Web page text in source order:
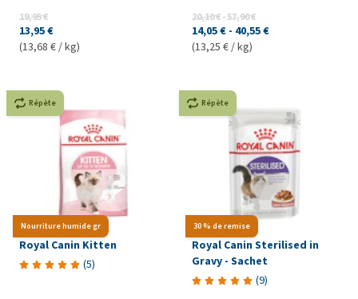
19,95 €
13,95 €
(13,68 € / kg)
20,10 €-57,90 €
14,05 € - 40,55 €
(13,25 € / kg)
Nourriture humide gr
Répète
Royal Canin Kitten
(5)
30 % de remise
Répète
Royal Canin Sterilised in
Gravy - Sachet
(9)